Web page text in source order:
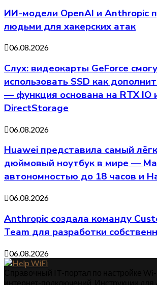
ИИ-модели OpenAI и Anthropic
людьми для хакерских атак
06.08.2026
Слух: видеокарты GeForce
использовать SSD как
— функция основана на RTX IO
DirectStorage
06.08.2026
Huawei представила самый
дюймовый ноутбук в мире —
автономностью до 18 часов и
06.08.2026
Anthropic создала команду
Team для разработки
06.08.2026